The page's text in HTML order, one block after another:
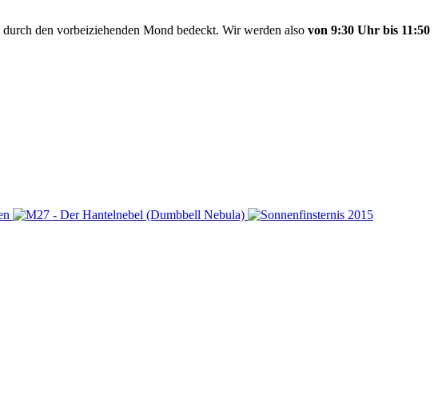
durch den vorbeiziehenden Mond bedeckt. Wir werden also von 9:30 Uhr bis 11:50